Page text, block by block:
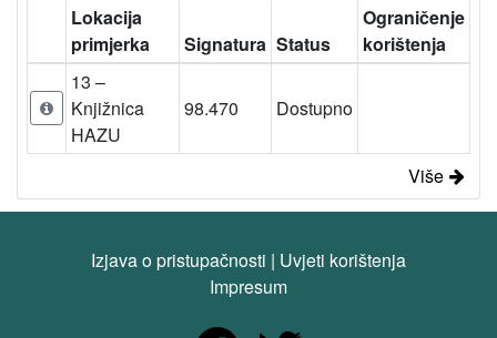
Lokacija
primjerka
Signatura Status
Ograničenje
korištenja
13 –
Knjižnica
HAZU
98.470 Dostupno
Više
Izjava o pristupačnosti | Uvjeti korištenja
Impresum